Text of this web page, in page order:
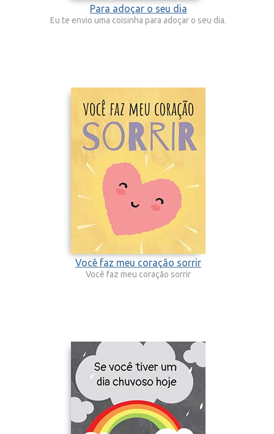
Para adoçar o seu dia
Eu te envio uma coisinha para adoçar o seu dia.
Você faz meu coração sorrir
Você faz meu coração sorrir